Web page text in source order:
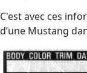
C'est avec ces
d’une Mustang